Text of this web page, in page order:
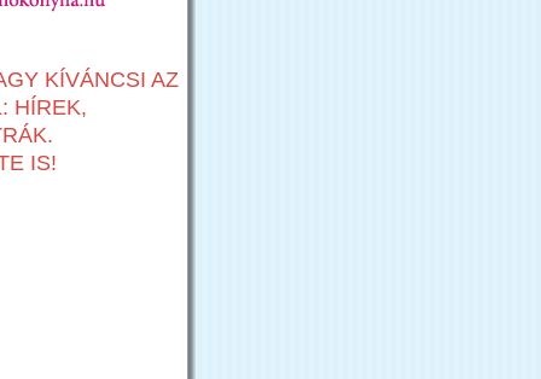
KÍVÁNCSI AZ
HÍREK,
IS!